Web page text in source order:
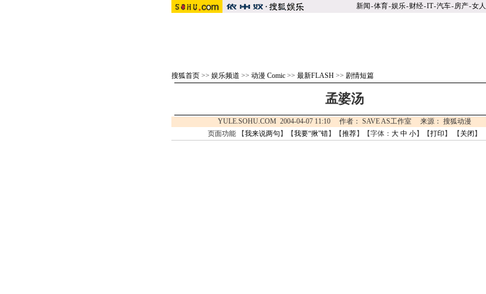
新闻-体育-娱乐-财经-IT-汽车-房产-女人
搜狐首页 >> 娱乐频道 >> 动漫 Comic >> 最新FLASH >> 剧情短篇
孟婆汤
YULE.SOHU.COM 2004-04-07 11:10 作者： SAVE AS工作室 来源： 搜狐动漫
页面功能 【我来说两句 】【我要“揪”错】【推荐】【字体： 大 中 小】【打印 】 【 关闭 】